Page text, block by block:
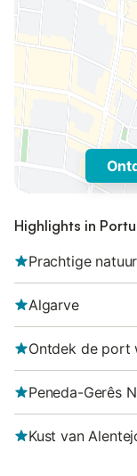
Highlights in
Prachtige natuur
Algarve
Ontdek de port
Peneda-Gerês
Kust van